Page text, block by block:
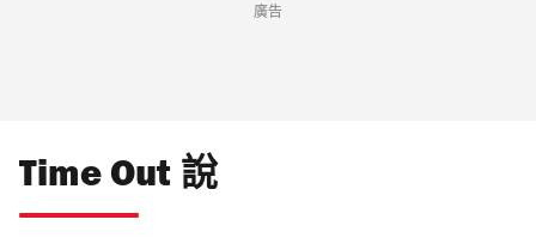
廣告
Time Out 說